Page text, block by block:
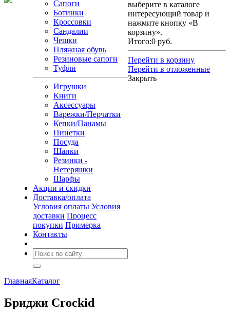
Сапоги
Ботинки
Кроссовки
Сандалии
Чешки
Пляжная обувь
Резиновые сапоги
Туфли
Игрушки
Книги
Аксессуары
Варежки/Перчатки
Кепки/Панамы
Пинетки
Посуда
Шапки
Резинки -
Нетеряшки
Шарфы
Акции и скидки
Доставка/оплата
Условия оплаты Условия
доставки Процесс
покупки Примерка
Контакты
выберите в каталоге
интересующий товар и
нажмите кнопку «В
корзину».
Итого:0 руб.
Перейти в корзину
Перейти в отложенные
Закрыть
ГлавнаяКаталог
Бриджи Crockid